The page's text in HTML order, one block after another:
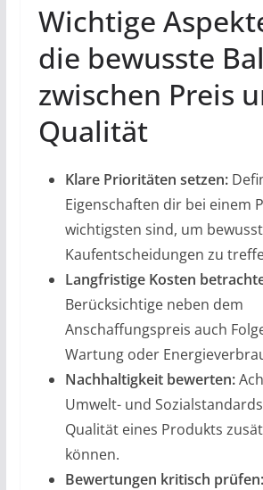
Wichtige
die bewusste
zwischen Preis
Qualität
Klare Prioritäten setzen:
Eigenschaften dir bei einem
wichtigsten sind, um
Kaufentscheidungen zu
Langfristige Kosten
Berücksichtige neben dem
Anschaffungspreis auch
Wartung oder
Nachhaltigkeit bewerten:
Umwelt- und
Qualität eines Produkts
können.
Bewertungen kritisch prüfen: